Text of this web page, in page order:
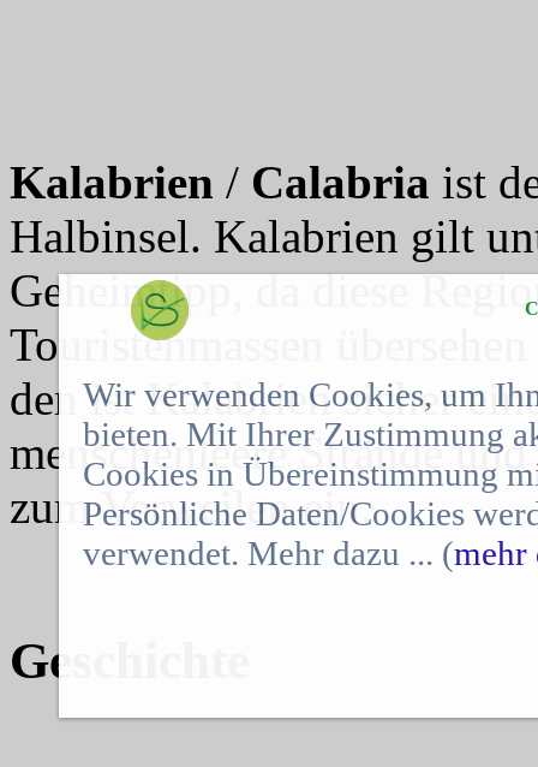
Wir verwenden Cookies, um
bieten. Mit Ihrer Zustimmung
Cookies in Übereinstimmung
Persönliche Daten/Cookies
verwendet. Mehr dazu ... (mehr
Kalabrien / Calabria ist
Halbinsel. Kalabrien gilt
Geheimtipp, da diese
Touristenmassen
den ist Kalabrien sicher
menschenleere Strände
zum Verweilen ein.
Geschichte